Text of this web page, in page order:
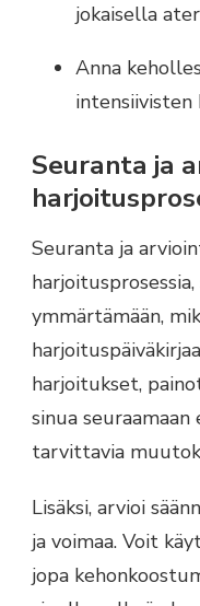
jokaisella
Anna
intensiivisten
Seuranta ja
Seuranta ja
ymmärtämään,
harjoitukset,
sinua
tarvittavia
Lisäksi, arvioi
ja voimaa. Voit
jopa